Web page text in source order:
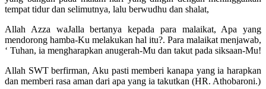
tempat tidur dan selimutnya, lalu berwudhu dan shalat,
Allah Azza waJalla bertanya kepada para malaikat, Apa yang
mendorong hamba-Ku melakukan hal itu?. Para malaikat menjawab,
‘ Tuhan, ia mengharapkan anugerah-Mu dan takut pada siksaan-Mu!
Allah SWT berfirman, Aku pasti memberi kanapa yang ia harapkan
dan memberi rasa aman dari apa yang ia takutkan (HR. Athobaroni.)